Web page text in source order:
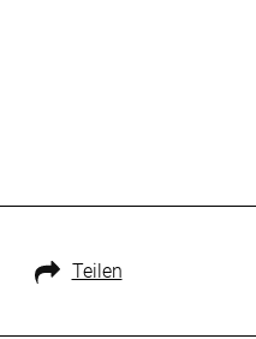
Teilen